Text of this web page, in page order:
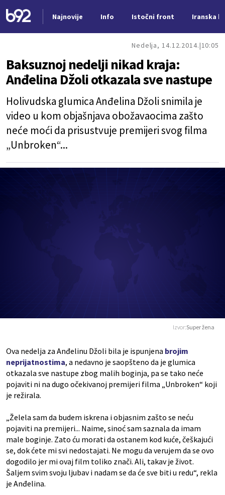
Najnovije Info Istočni front Iranska
Nedelja, 14.12.2014. 10:05
Baksuznoj nedelji nikad kraja:
Anđelina Džoli otkazala sve nastupe
Holivudska glumica Anđelina Džoli snimila je
video u kom objašnjava obožavaocima zašto
neće moći da prisustvuje premijeri svog filma
„Unbroken“...
Izvor:Super žena
Ova nedelja za Anđelinu Džoli bila je ispunjena brojim
neprijatnostima, a nedavno je saopšteno da je glumica
otkazala sve nastupe zbog malih boginja, pa se tako neće
pojaviti ni na dugo očekivanoj premijeri filma „Unbroken“ koji
je režirala.
„Želela sam da budem iskrena i objasnim zašto se neću
pojaviti na premijeri... Naime, sinoć sam saznala da imam
male boginje. Zato ću morati da ostanem kod kuće, češkajući
se, dok ćete mi svi nedostajati. Ne mogu da verujem da se ovo
dogodilo jer mi ovaj film toliko znači. Ali, takav je život.
Šaljem svim svoju ljubav i nadam se da će sve biti u redu“, rekla
je Anđelina.